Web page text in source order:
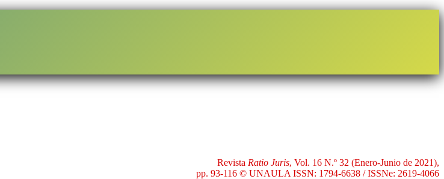
Revista Ratio Juris, Vol. 16 N.º 32 (Enero-Junio de 2021),
pp. 93-116 © UNAULA ISSN: 1794-6638 / ISSNe: 2619-4066